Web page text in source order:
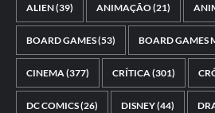
ALIEN(39) ANIMAÇÃO(21)
BOARD GAMES(53) BOARD GAMES
CINEMA(377) CRÍTICA(301)
DC COMICS(26) DISNEY(44)